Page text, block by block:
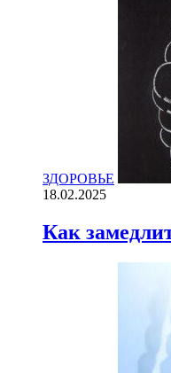
ЗДОРОВЬЕ
18.02.2025
Как